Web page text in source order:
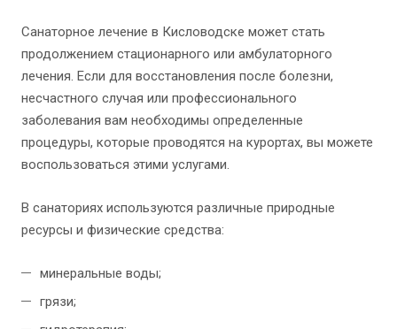
Санаторное лечение в Кисловодске может стать
продолжением стационарного или амбулаторного
лечения. Если для восстановления после болезни,
несчастного случая или профессионального
заболевания вам необходимы определенные
процедуры, которые проводятся на курортах, вы можете
воспользоваться этими услугами.
В санаториях используются различные природные
ресурсы и физические средства:
минеральные воды;
грязи;